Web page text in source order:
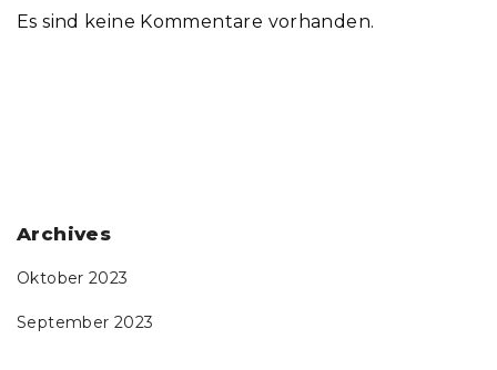
Es sind keine Kommentare vorhanden.
Archives
Oktober 2023
September 2023